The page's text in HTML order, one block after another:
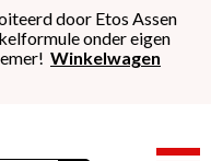
door Etos Assen
onder eigen
Winkelwagen